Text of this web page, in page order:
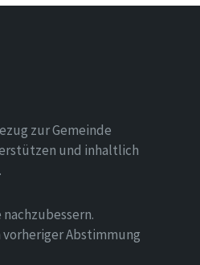
zur Gemeinde
und inhaltlich
Abstimmung